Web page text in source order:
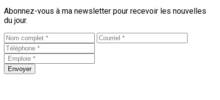
Abonnez-vous à ma newsletter pour recevoir les nouvelles
du jour.
Envoyer